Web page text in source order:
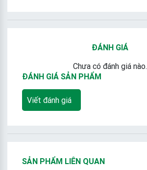
ĐÁNH GIÁ
Chưa có đánh giá nào.
ĐÁNH GIÁ SẢN PHẨM
Viết đánh giá
SẢN PHẨM LIÊN QUAN